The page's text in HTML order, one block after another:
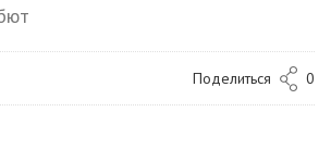
Поделиться 0